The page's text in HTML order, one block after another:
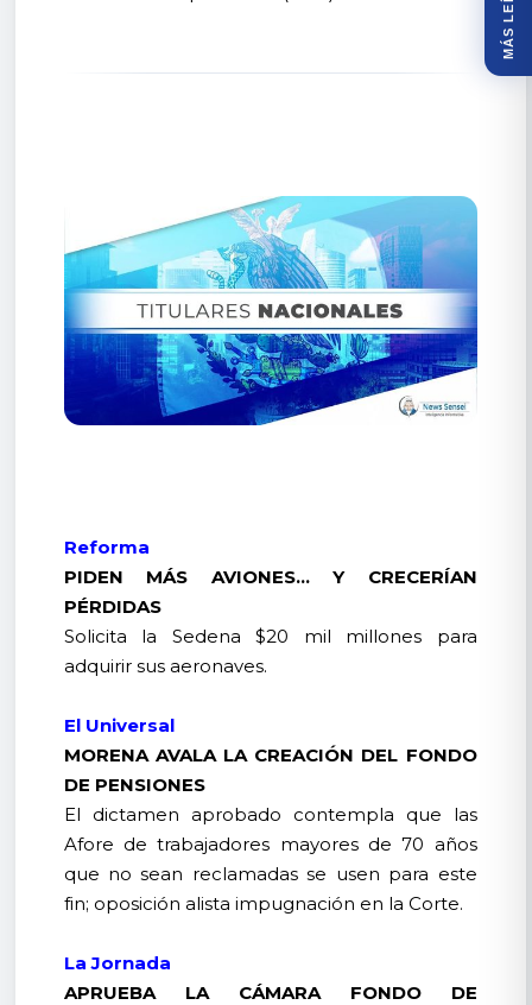
Reforma
PIDEN MÁS AVIONES… Y CRECERÍAN
PÉRDIDAS
Solicita la Sedena $20 mil millones para
adquirir sus aeronaves.
El Universal
MORENA AVALA LA CREACIÓN DEL FONDO
DE PENSIONES
El dictamen aprobado contempla que las
Afore de trabajadores mayores de 70 años
que no sean reclamadas se usen para este
fin; oposición alista impugnación en la Corte.
La Jornada
APRUEBA LA CÁMARA FONDO DE